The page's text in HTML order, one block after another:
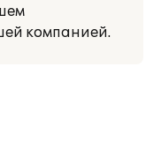
компанией.